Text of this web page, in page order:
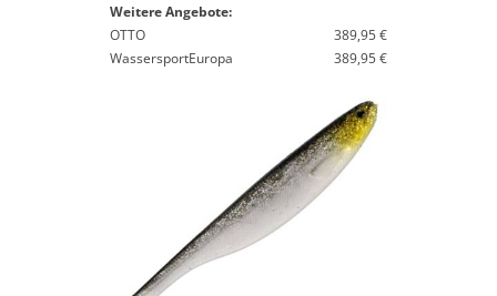
Weitere Angebote:
OTTO
389,95 €
WassersportEuropa
389,95 €